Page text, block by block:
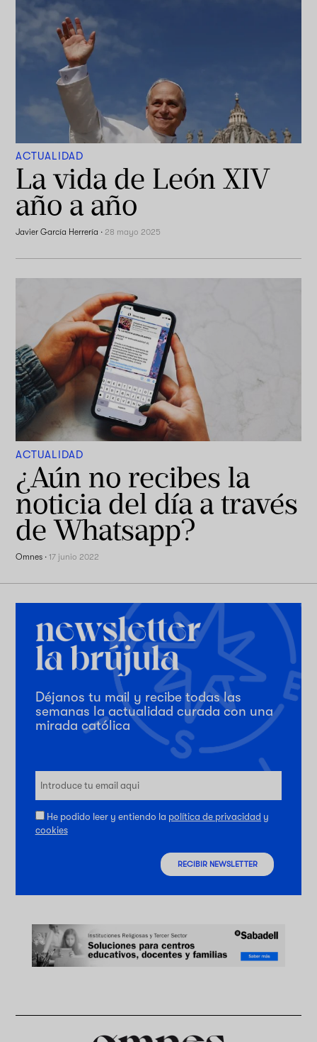
ACTUALIDAD
La vida de León XIV
año a año
Javier García Herrería ·28 mayo 2025
ACTUALIDAD
¿Aún no recibes la
noticia del día a través
de Whatsapp?
Omnes ·17 junio 2022
Déjanos tu mail y recibe todas las
semanas la actualidad curada con una
mirada católica
He podido leer y entiendo la política de privacidad y
cookies
RECIBIR NEWSLETTER